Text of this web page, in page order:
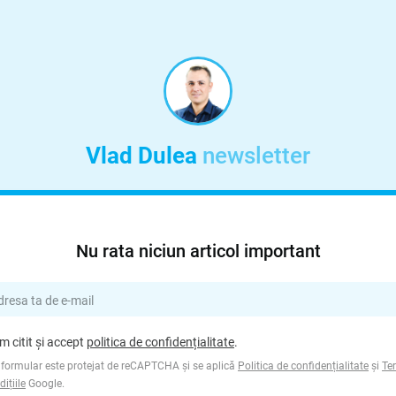
Vlad Dulea newsletter
Nu rata niciun articol important
citit și accept politica de confidențialitate.
este protejat de reCAPTCHA și se aplică Politica de confidențialitate și
Google.